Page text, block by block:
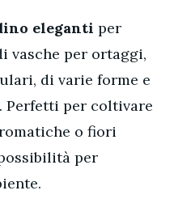
eleganti per
vasche per ortaggi,
di varie forme e
Perfetti per coltivare
o fiori
per